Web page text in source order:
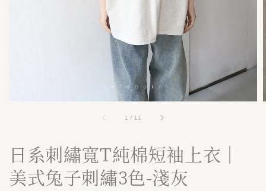
1 / 11
日系刺繡寬T純棉短袖上衣｜
美式兔子刺繡3色-淺灰